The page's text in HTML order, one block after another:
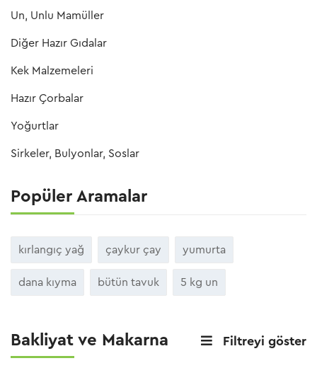
Un, Unlu Mamüller
Diğer Hazır Gıdalar
Kek Malzemeleri
Hazır Çorbalar
Yoğurtlar
Sirkeler, Bulyonlar, Soslar
Popüler Aramalar
kırlangıç yağ çaykur çay yumurta
dana kıyma bütün tavuk 5 kg un
Bakliyat ve Makarna Filtreyi göster